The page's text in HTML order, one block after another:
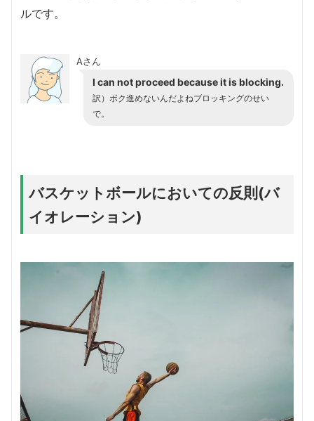
ルです。
Aさん
I can not proceed because it is blocking.
訳）ボク進めないんだよねブロッキングのせい
で。
バスケットボールにおいての反則(バ
イオレーション)